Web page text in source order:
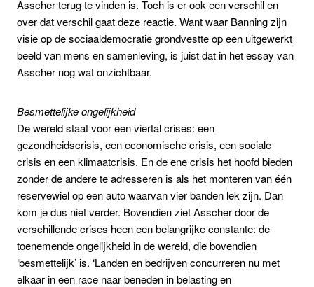
Asscher terug te vinden is. Toch is er ook een verschil en
over dat verschil gaat deze reactie. Want waar Banning zijn
visie op de sociaaldemocratie grondvestte op een uitgewerkt
beeld van mens en samenleving, is juist dat in het essay van
Asscher nog wat onzichtbaar.
Besmettelijke ongelijkheid
De wereld staat voor een viertal crises: een
gezondheidscrisis, een economische crisis, een sociale
crisis en een klimaatcrisis. En de ene crisis het hoofd bieden
zonder de andere te adresseren is als het monteren van één
reservewiel op een auto waarvan vier banden lek zijn. Dan
kom je dus niet verder. Bovendien ziet Asscher door de
verschillende crises heen een belangrijke constante: de
toenemende ongelijkheid in de wereld, die bovendien
‘besmettelijk’ is. ‘Landen en bedrijven concurreren nu met
elkaar in een race naar beneden in belasting en